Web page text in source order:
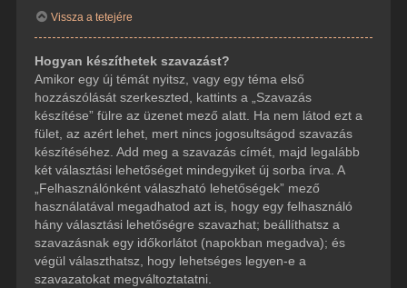
Vissza a tetejére
Hogyan készíthetek szavazást?
Amikor egy új témát nyitsz, vagy egy téma első
hozzászólását szerkeszted, kattints a „Szavazás
készítése” fülre az üzenet mező alatt. Ha nem látod ezt a
fület, az azért lehet, mert nincs jogosultságod szavazás
készítéséhez. Add meg a szavazás címét, majd legalább
két választási lehetőséget mindegyiket új sorba írva. A
„Felhasználónként válaszható lehetőségek” mező
használatával megadhatod azt is, hogy egy felhasználó
hány választási lehetőségre szavazhat; beállíthatsz a
szavazásnak egy időkorlátot (napokban megadva); és
végül választhatsz, hogy lehetséges legyen-e a
szavazatokat megváltoztatatni.